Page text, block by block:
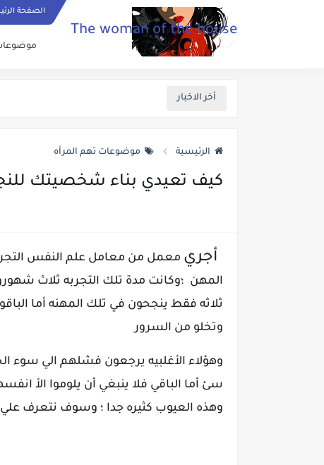
الصفحة
The woman of the house
موضوعات
أخر الاخبار
الرئيسية موضوعات تهم المرأه
كيف تعيدي بناء شخصيتك
أجري معمل من معامل علم النفس
المهن ؛وكانت مدة تلك التجربه ثلاث
ثلاثه فقط ينجحون في تلك المهنه أما
وتخلو من السرور
سئ أما الباقي فلا ينبغي أن يلوموا الأ
وهذه العيوب كثيره جدا ؛ وسوف نتعرف علي